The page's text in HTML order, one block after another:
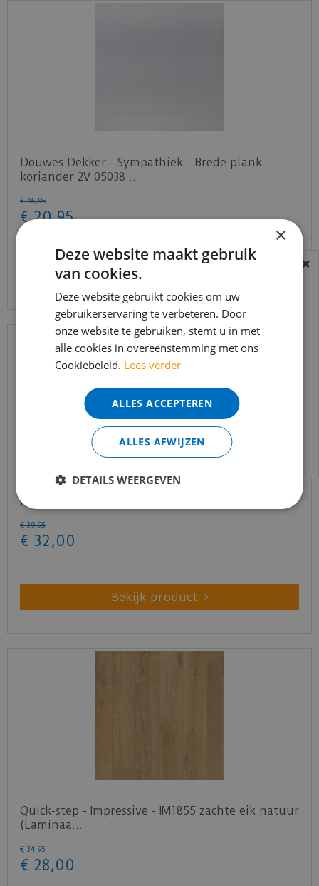
Douwes Dekker - Sympathiek - Brede plank
koriander 2V 05038…
€ 26,95
€ 20,95
Bekijk product
Quick-step - Capture - SIG4763 Geborstelde eik
natuur (Lami…
€ 39,95
€ 32 ,00
Bekijk product
Quick-step - Impressive - IM1855 zachte eik natuur
(Laminaa…
€ 34,95
€ 28,00
BEREIKBAARHEID
In verband met de vakantie periode zijn wij
t/m 14 augustus telefonisch helaas niet
bereikbaar.
Bestelling worden uiteraard verwerkt
echter iets minder snel dan wat je van ons
gewend bent.
Voor vragen kan je ons bereiken via
info@merkvloerenwinkel.nl
×
Deze website maakt gebruik
van cookies.
Deze website gebruikt cookies om uw
gebruikerservaring te verbeteren. Door
onze website te gebruiken, stemt u in met
alle cookies in overeenstemming met ons
Cookiebeleid. Lees verder
ALLES ACCEPTEREN
ALLES AFWIJZEN
DETAILS WEERGEVEN